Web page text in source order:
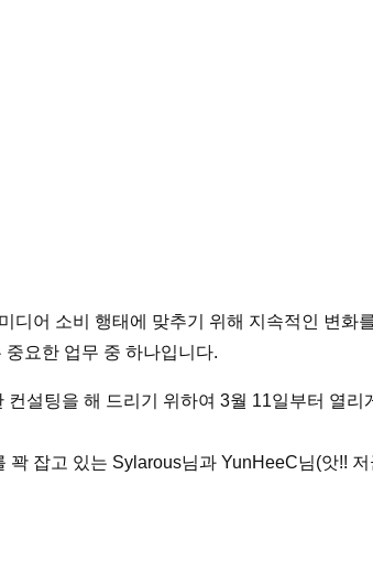
디어 소비 행태에 맞추기 위해 지속적인 변화
요한 업무 중 하나입니다.
설팅을 해 드리기 위하여 3월 11일부터 열리
잡고 있는 Sylarous님과 YunHeeC님(앗!!